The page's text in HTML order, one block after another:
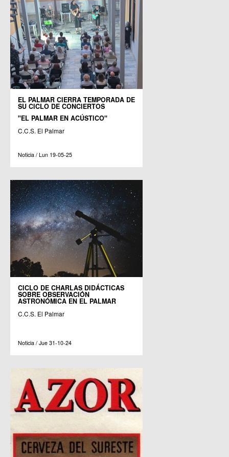
EL PALMAR CIERRA TEMPORADA DE
SU CICLO DE CONCIERTOS
"EL PALMAR EN ACÚSTICO"
C.C.S. El Palmar
Noticia / Lun 19-05-25
CICLO DE CHARLAS DIDÁCTICAS
SOBRE OBSERVACIÓN
ASTRONÓMICA EN EL PALMAR
C.C.S. El Palmar
Noticia / Jue 31-10-24